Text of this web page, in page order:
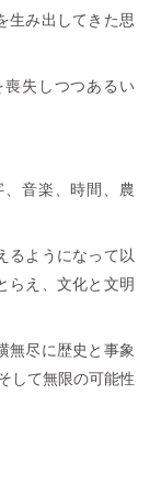
生み出してきた思
喪失しつつあるい
音楽、時間、農
るようになって以
らえ、文化と文明
無尽に歴史と事象
して無限の可能性